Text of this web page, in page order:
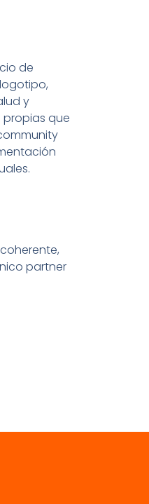
de
y
que
partner